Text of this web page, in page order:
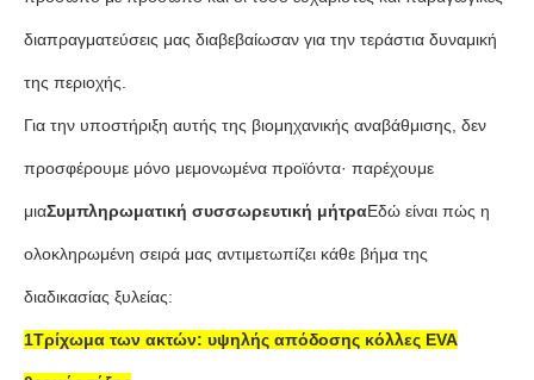
διαπραγματεύσεις μας διαβεβαίωσαν για την τεράστια δυναμική
της περιοχής.
Για την υποστήριξη αυτής της βιομηχανικής αναβάθμισης, δεν
προσφέρουμε μόνο μεμονωμένα προϊόντα· παρέχουμε
μιαΣυμπληρωματική συσσωρευτική μήτραΕδώ είναι πώς η
ολοκληρωμένη σειρά μας αντιμετωπίζει κάθε βήμα της
διαδικασίας ξυλείας:
1Τρίχωμα των ακτών: υψηλής απόδοσης κόλλες EVA